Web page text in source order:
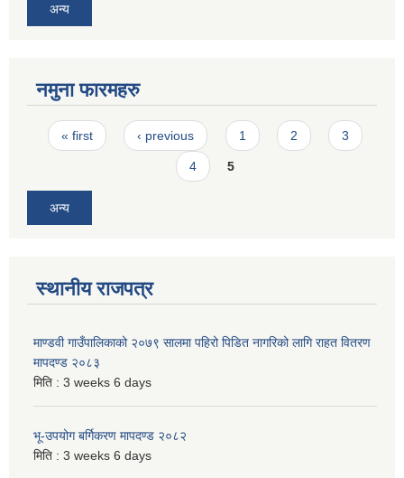
अन्य
नमुना फारमहरु
Pages
« first ‹ previous 1 2 3
4 5
अन्य
स्थानीय राजपत्र
माण्डवी गाउँपालिकाको २०७९ सालमा पहिरो पिडित नागरिको लागि राहत वितरण
मापदण्ड २०८३
मिति : 3 weeks 6 days
भू-उपयोग बर्गिकरण मापदण्ड २०८२
मिति : 3 weeks 6 days